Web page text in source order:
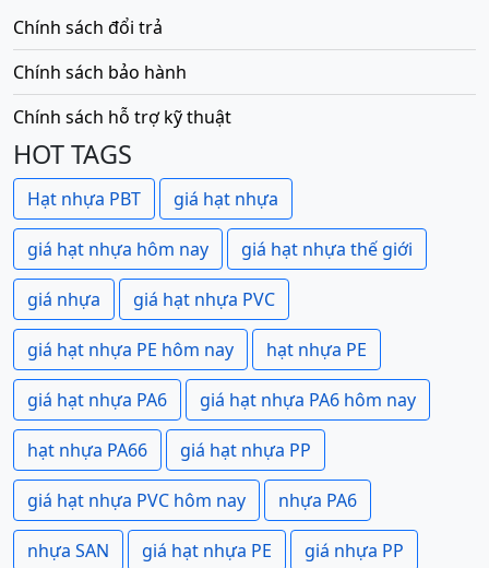
Chính sách đổi trả
Chính sách bảo hành
Chính sách hỗ trợ kỹ thuật
HOT TAGS
Hạt nhựa PBT giá hạt nhựa
giá hạt nhựa hôm nay giá hạt nhựa thế giới
giá nhựa giá hạt nhựa PVC
giá hạt nhựa PE hôm nay hạt nhựa PE
giá hạt nhựa PA6 giá hạt nhựa PA6 hôm nay
hạt nhựa PA66 giá hạt nhựa PP
giá hạt nhựa PVC hôm nay nhựa PA6
nhựa SAN giá hạt nhựa PE giá nhựa PP